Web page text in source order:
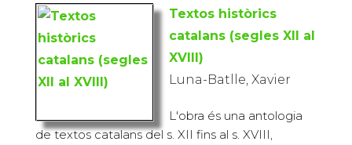
Textos històrics
catalans (segles XII al
XVIII)
Luna-Batlle, Xavier
L'obra és una antologia
de textos catalans del s. XII fins al s. XVIII,